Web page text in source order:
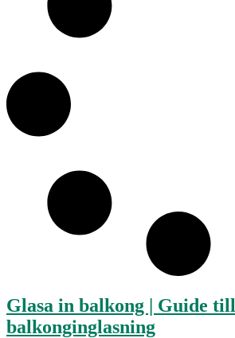
Glasa in balkong | Guide till
balkonginglasning